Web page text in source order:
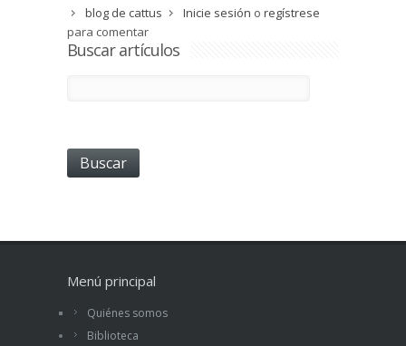
blog de cattus
Inicie sesión o regístrese
para comentar
Buscar artículos
Menú principal
Quiénes somos
Biblioteca